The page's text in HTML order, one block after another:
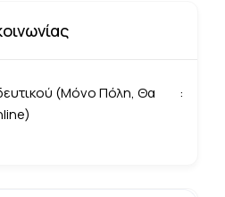
(Μόνο Πόλη, Θα